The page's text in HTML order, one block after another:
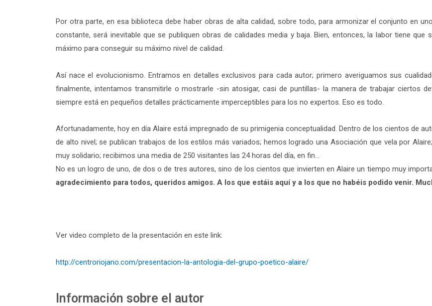
Por otra parte, en esa biblioteca debe haber obras de alta calidad, sobre todo, para armonizar el conjunto en
constante, será inevitable que se publiquen obras de calidades media y baja. Bien, entonces, la labor tiene
máximo para conseguir su máximo nivel de calidad.
Así nace el evolucionismo. Entramos en detalles exclusivos para cada autor; primero averiguamos sus
finalmente, intentamos transmitirle o mostrarle -sin atosigar, casi de puntillas- la manera de trabajar ciertos
siempre está en pequeños detalles prácticamente imperceptibles para los no expertos. Eso es todo.
Afortunadamente, hoy en día Alaire está impregnado de su primigenia conceptualidad. Dentro de los cientos de
de alto nivel; se publican trabajos de los estilos más variados; hemos logrado una Asociación que vela por
muy solidario; recibimos una media de 250 visitantes las 24 horas del día, en fin…
No es un logro de uno, de dos o de tres autores, sino de los cientos que invierten en Alaire un tiempo muy
agradecimiento para todos, queridos amigos. A los que estáis aquí y a los que no habéis podido venir.
Ver video completo de la presentación en este link:
http://centroriojano.com/presentacion-la-antologia-del-grupo-poetico-alaire/
Información sobre el autor